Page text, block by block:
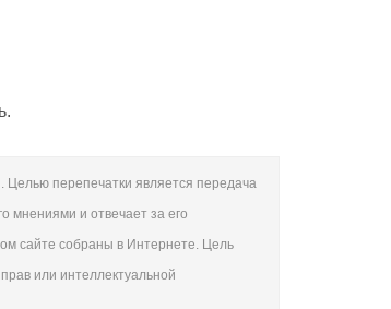
Целью перепечатки является передача
мнениями и отвечает за его
сайте собраны в Интернете. Цель
или интеллектуальной